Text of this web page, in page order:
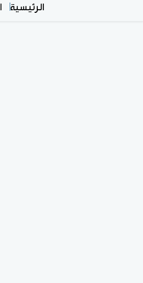
الرئيسية